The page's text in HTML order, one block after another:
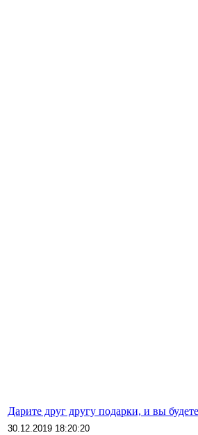
Дарите друг другу подарки, и вы
30.12.2019 18:20:20